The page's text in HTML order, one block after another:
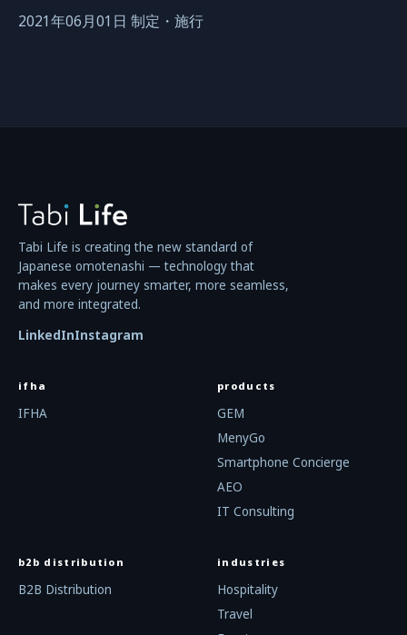
2021年06月01日 制定・施行
Tabi Life is creating the new standard of
Japanese omotenashi — technology that
makes every journey smarter, more seamless,
and more integrated.
LinkedInInstagram
ifha
IFHA
products
GEM
MenyGo
Smartphone Concierge
AEO
IT Consulting
b2b distribution
B2B Distribution
industries
Hospitality
Travel